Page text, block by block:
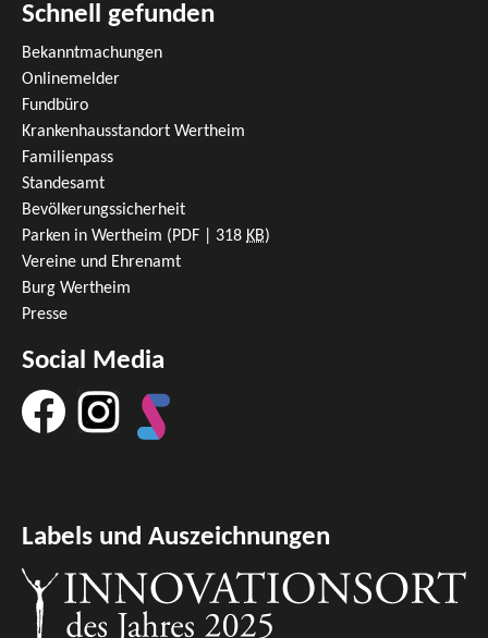
Schnell gefunden
Bekanntmachungen
Onlinemelder
Fundbüro
Krankenhausstandort Wertheim
Familienpass
Standesamt
Bevölkerungssicherheit
Parken in Wertheim (PDF | 318 KB)
Vereine und Ehrenamt
Burg Wertheim
Presse
Social Media
Labels und Auszeichnungen